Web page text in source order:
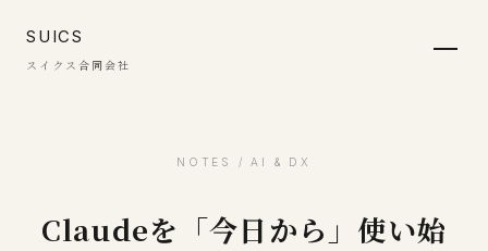
SUICS
スイクス合同会社
NOTES / AI & DX
Claudeを「今日から」使い始